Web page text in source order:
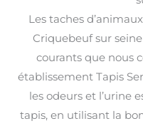
Les taches
Criquebeuf sur
courants que nous
établissement Tapis
les odeurs et l’urine
tapis, en utilisant la